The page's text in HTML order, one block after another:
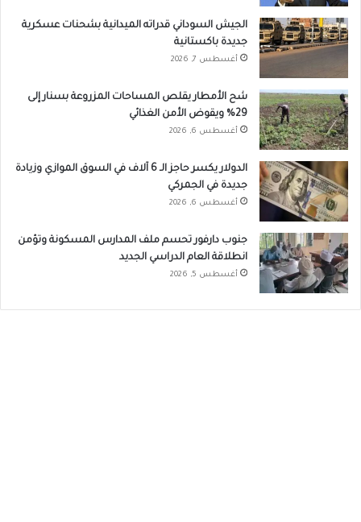
الجيش السوداني قدراته الميدانية بشحنات عسكرية
جديدة باكستانية
أغسطس 7, 2026
شح الأمطار يقلص المساحات المزروعة بسنار إلى
29% ويقوض الأمن الغذائي
أغسطس 6, 2026
الدولار يكسر حاجز الـ 6 آلاف في السوق الموازي وزيادة
جديدة في الجمركي
أغسطس 6, 2026
جنوب دارفور تحسم ملف المدارس المسكونة وتؤمن
انطلاقة العام الدراسي الجديد
أغسطس 5, 2026